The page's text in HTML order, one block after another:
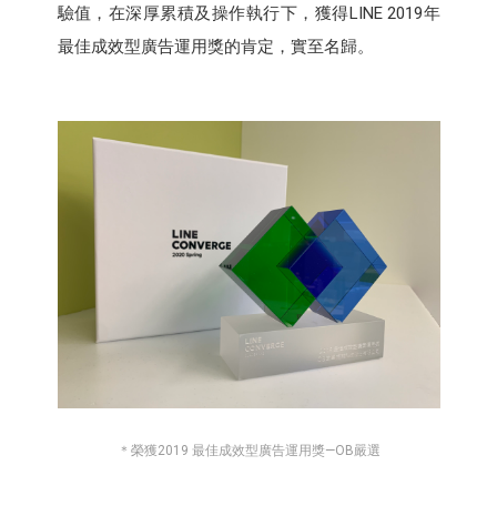
驗值，在深厚累積及操作執行下，獲得LINE 2019年
最佳成效型廣告運用獎的肯定，實至名歸。
＊榮獲2019 最佳成效型廣告運用獎—OB嚴選